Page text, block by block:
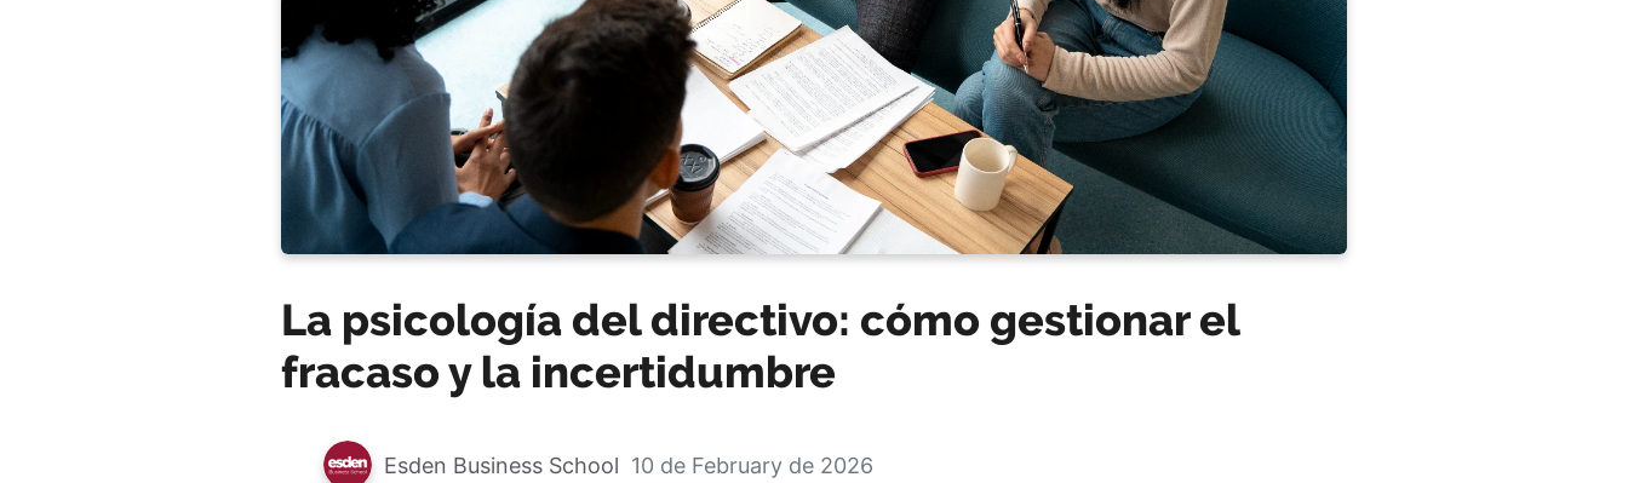
La psicología del directivo: cómo gestionar el
fracaso y la incertidumbre
Esden Business School 10 de February de 2026